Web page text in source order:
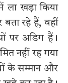
ला खड़ा किया
बता रहे हैं, वहीं
पर अडिग हैं।
नहीं रह गया
के सम्मान और